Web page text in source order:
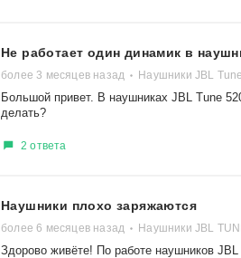
Не работает один динамик в
более 3 месяцев назад Наушники JBL
Большой привет. В наушниках JBL Tune
делать?
2 ответа
Наушники плохо заряжаются
более 6 месяцев назад Наушники JBL
Здорово живёте! По работе наушников